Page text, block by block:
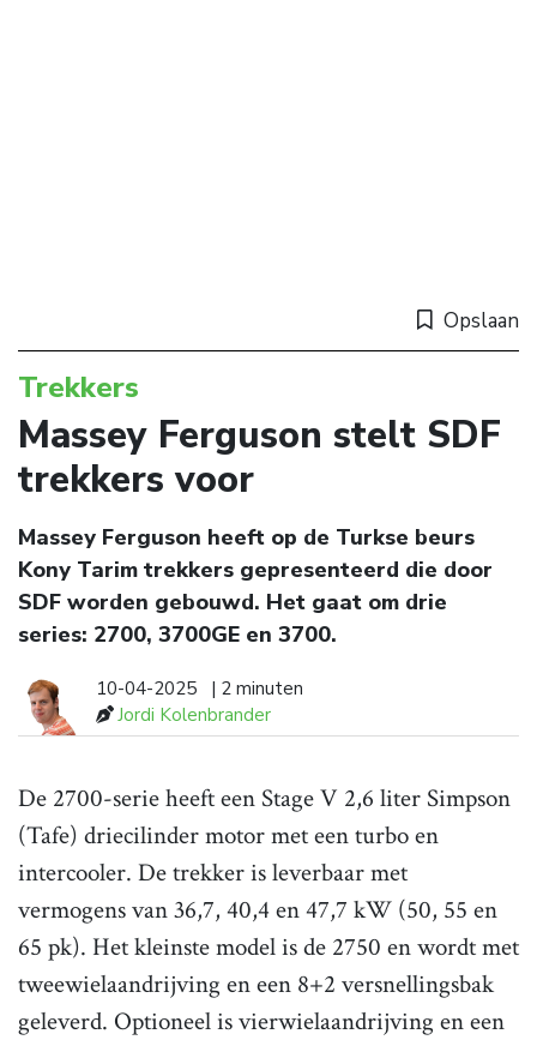
Opslaan
Trekkers
Massey Ferguson stelt SDF
trekkers voor
Massey Ferguson heeft op de Turkse beurs
Kony Tarim trekkers gepresenteerd die door
SDF worden gebouwd. Het gaat om drie
series: 2700, 3700GE en 3700.
10-04-2025
| 2 minuten
Jordi Kolenbrander
De 2700-serie heeft een Stage V 2,6 liter Simpson
(Tafe) driecilinder motor met een turbo en
intercooler. De trekker is leverbaar met
vermogens van 36,7, 40,4 en 47,7 kW (50, 55 en
65 pk). Het kleinste model is de 2750 en wordt met
tweewielaandrijving en een 8+2 versnellingsbak
geleverd. Optioneel is vierwielaandrijving en een